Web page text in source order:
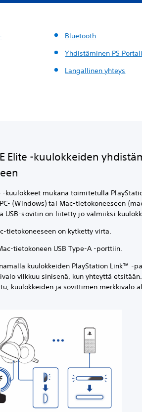
Bluetooth
Yhdistäminen PS
Langallinen yhteys
Elite -kuulokkeiden
-kuulokkeet mukana toimitetulla
(Windows) tai Mac-tietokoneeseen
USB-sovitin on liitetty jo valmiiksi
tietokoneeseen on kytketty virta.
tietokoneen USB Type-A -porttiin.
kuulokkeiden PlayStation Link™ -
vilkkuu sinisenä, kun yhteyttä etsitään.
kuulokkeiden ja sovittimen merkkivalo